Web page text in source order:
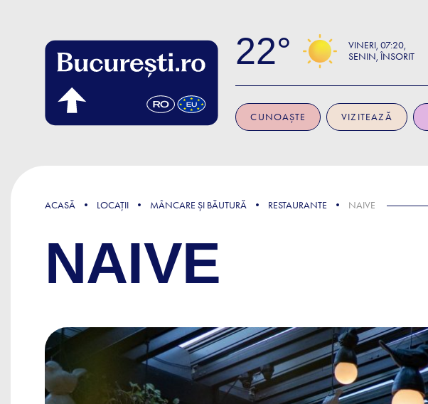
22 VINERI 07:20
SENIN, ÎNSORIT
CUNOAȘTE VIZITEAZĂ
ACASĂ LOCAȚII MÂNCARE ȘI BĂUTURĂ RESTAURANTE NAIVE
NAIVE